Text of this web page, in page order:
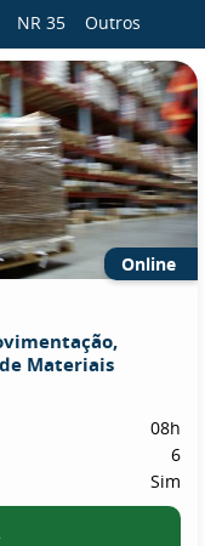
NR 35 Outros
Online
Materiais
08h
6
Sim